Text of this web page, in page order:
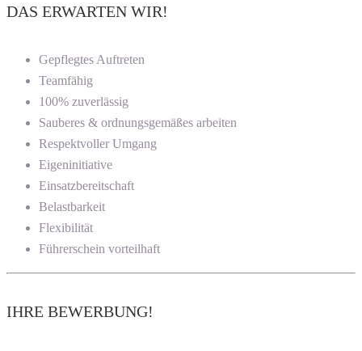
DAS ERWARTEN WIR!
Gepflegtes Auftreten
Teamfähig
100% zuverlässig
Sauberes & ordnungsgemäßes arbeiten
Respektvoller Umgang
Eigeninitiative
Einsatzbereitschaft
Belastbarkeit
Flexibilität
Führerschein vorteilhaft
IHRE BEWERBUNG!